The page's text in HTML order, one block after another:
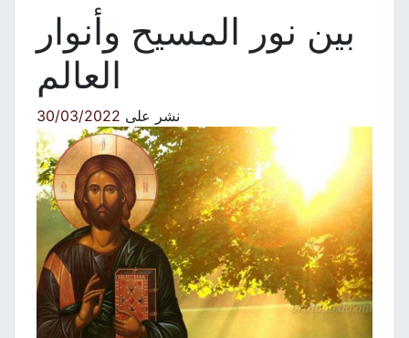
بين نور المسيح وأنوار
العالم
نشر على30/03/2022